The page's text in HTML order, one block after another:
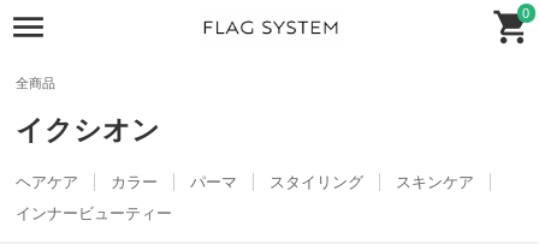
0
全商品
イクシオン
ヘアケア カラー パーマ スタイリング
スキンケア
インナービューティー